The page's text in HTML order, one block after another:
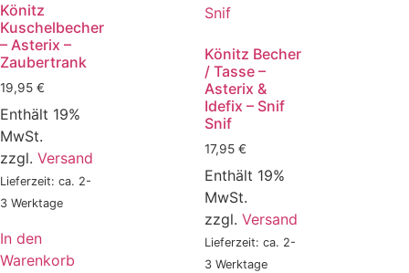
Könitz
Kuschelbecher
– Asterix –
Zaubertrank
19,95 €
Enthält 19%
MwSt.
zzgl. Versand
Lieferzeit: ca. 2-
3 Werktage
In den
Warenkorb
Könitz Becher
/ Tasse –
Asterix &
Idefix – Snif
Snif
17,95 €
Enthält 19%
MwSt.
zzgl. Versand
Lieferzeit: ca. 2-
3 Werktage